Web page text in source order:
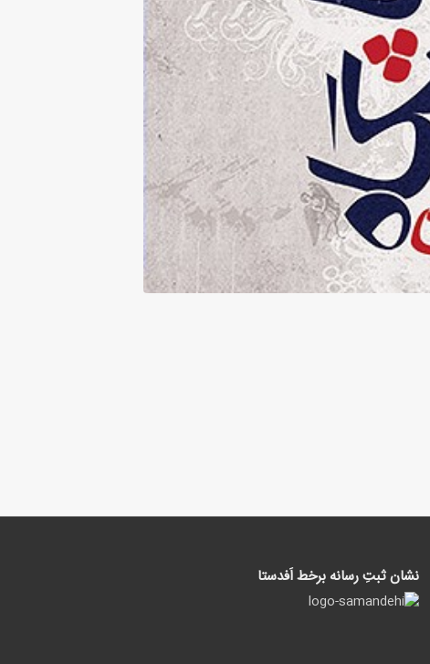
نشان ثبتِ رسانه برخط اَفدستا